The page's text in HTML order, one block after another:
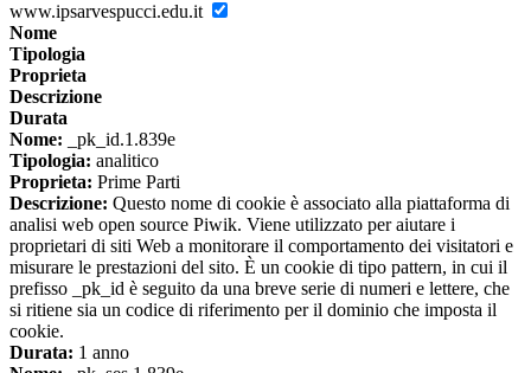
www.ipsarvespucci.edu.it
Nome
Tipologia
Proprieta
Descrizione
Durata
Nome: _pk_id.1.839e
Tipologia: analitico
Proprieta: Prime Parti
Descrizione: Questo nome di cookie è associato alla piattaforma di
analisi web open source Piwik. Viene utilizzato per aiutare i
proprietari di siti Web a monitorare il comportamento dei visitatori e
misurare le prestazioni del sito. È un cookie di tipo pattern, in cui il
prefisso _pk_id è seguito da una breve serie di numeri e lettere, che
si ritiene sia un codice di riferimento per il dominio che imposta il
cookie.
Durata: 1 anno